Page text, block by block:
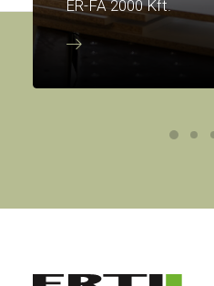
ER-FA 2000 Kft.